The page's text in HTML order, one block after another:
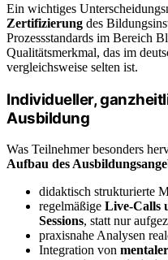
Ein wichtiges
Zertifizierung des
Prozessstandards im Bereich
Qualitätsmerkmal, das im
vergleichsweise selten ist.
Individueller,
Ausbildung
Was Teilnehmer besonders
Aufbau des
didaktisch strukturierte
regelmäßige Live-Calls
Sessions, statt nur
praxisnahe Analysen
Integration von